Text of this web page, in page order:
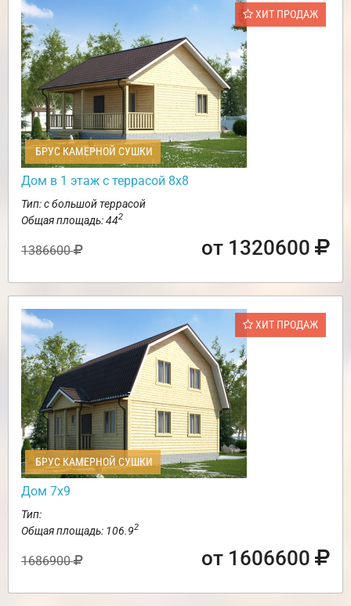
ХИТ ПРОДАЖ
БРУС КАМЕРНОЙ СУШКИ
Дом в 1 этаж с террасой 8х8
Тип: с большой террасой
Общая площадь: 442
1386600 от 1320600
ХИТ ПРОДАЖ
БРУС КАМЕРНОЙ СУШКИ
Дом 7х9
Тип:
Общая площадь: 106.92
1686900 от 1606600